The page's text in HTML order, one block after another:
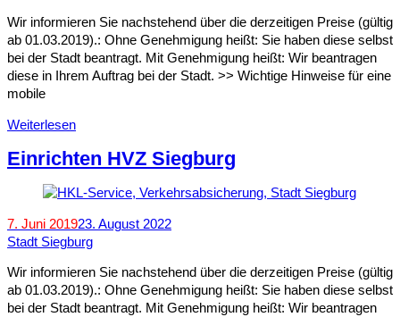
Wir informieren Sie nachstehend über die derzeitigen Preise (gültig
ab 01.03.2019).: Ohne Genehmigung heißt: Sie haben diese selbst
bei der Stadt beantragt. Mit Genehmigung heißt: Wir beantragen
diese in Ihrem Auftrag bei der Stadt. >> Wichtige Hinweise für eine
mobile
Weiterlesen
Einrichten HVZ Siegburg
7. Juni 201923. August 2022
Stadt Siegburg
Wir informieren Sie nachstehend über die derzeitigen Preise (gültig
ab 01.03.2019).: Ohne Genehmigung heißt: Sie haben diese selbst
bei der Stadt beantragt. Mit Genehmigung heißt: Wir beantragen